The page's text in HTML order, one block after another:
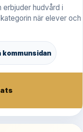
erbjuder hudvård i
när elever och
kommunsidan